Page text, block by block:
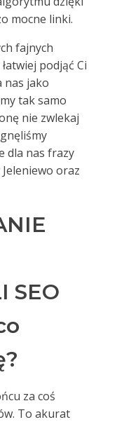
mocne linki.
fajnych
podjąć Ci
nas jako
tak samo
nie zwlekaj
dla nas frazy
oraz
SEO
za coś
To akurat